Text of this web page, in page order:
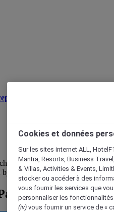
by categories
les hôtels
Cookies et données
Sur les sites internet ALL,
Mantra, Resorts, Business
& Villas, Activities & Events,
stocker ou accéder à des
vous fournir les services que
personnaliser les
(iv) vous fournir un service de «